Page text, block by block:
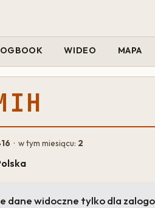
WIDEO MAPA
· w tym miesiącu: 2
dane widoczne tylko dla